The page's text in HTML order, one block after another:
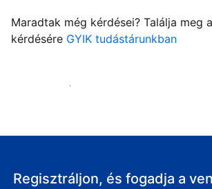
Maradtak még kérdései? Találja meg
kérdésére GYIK tudástárunkban
Fogadja vendégeit
Regisztráljon, és fogadja a